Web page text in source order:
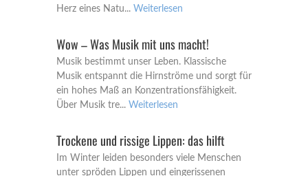
Herz eines Natu... Weiterlesen
Wow – Was Musik mit uns macht!
Musik bestimmt unser Leben. Klassische
Musik entspannt die Hirnströme und sorgt für
ein hohes Maß an Konzentrationsfähigkeit.
Über Musik tre... Weiterlesen
Trockene und rissige Lippen: das hilft
Im Winter leiden besonders viele Menschen
unter spröden Lippen und eingerissenen